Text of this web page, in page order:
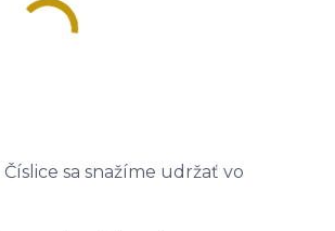
sa snažíme udržať vo